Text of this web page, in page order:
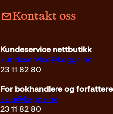
Kontakt oss
Kundeservice nettbutikk
kundeservice@kagge.no
23 11 82 80
For bokhandlere og forfattere
salg@kagge.no
23 11 82 80